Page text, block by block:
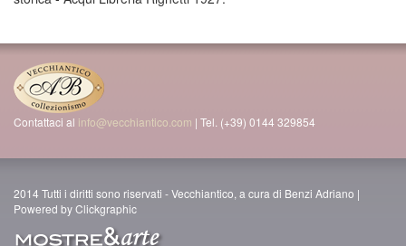
Contattaci al info@vecchiantico.com | Tel. (+39) 0144 329854
2014 Tutti i diritti sono riservati - Vecchiantico, a cura di Benzi Adriano |
Powered by Clickgraphic